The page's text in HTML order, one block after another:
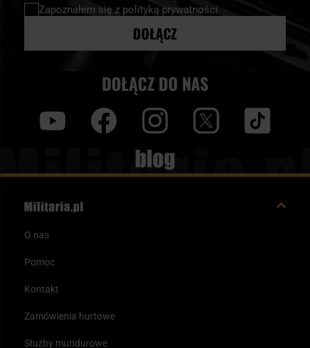
Zapoznałem się z polityką prywatności
DOŁĄCZ
DOŁĄCZ DO NAS
Blog
O nas
Pomoc
Kontakt
Zamówienia hurtowe
Służby mundurowe